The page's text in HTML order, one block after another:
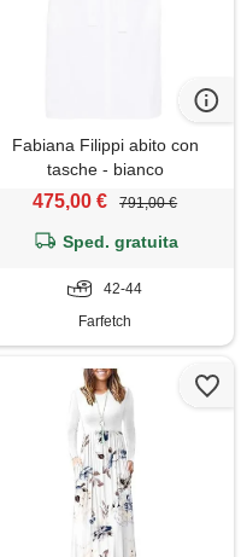
Fabiana Filippi abito con
tasche - bianco
475,00 € 791,00 €
Sped. gratuita
42-44
Farfetch